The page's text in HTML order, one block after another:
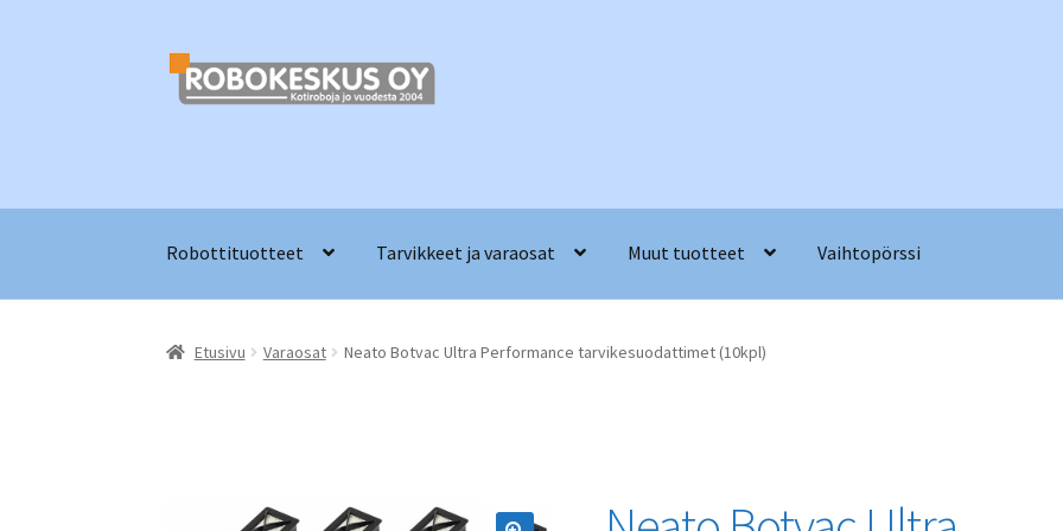
Siirry
navigointiin
Siirry
sisältöön
Robottituotteet Tarvikkeet ja varaosat Muut tuotteet Vaihtopörssi
Etusivu Varaosat Neato Botvac Ultra Performance tarvikesuodattimet (10kpl)